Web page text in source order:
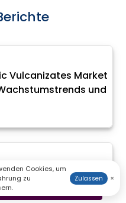
Vulcanizates Market
und
- Größe,
Prognosen (2025 -
herunterladen
Cookies, um
zu
Zulassen ×